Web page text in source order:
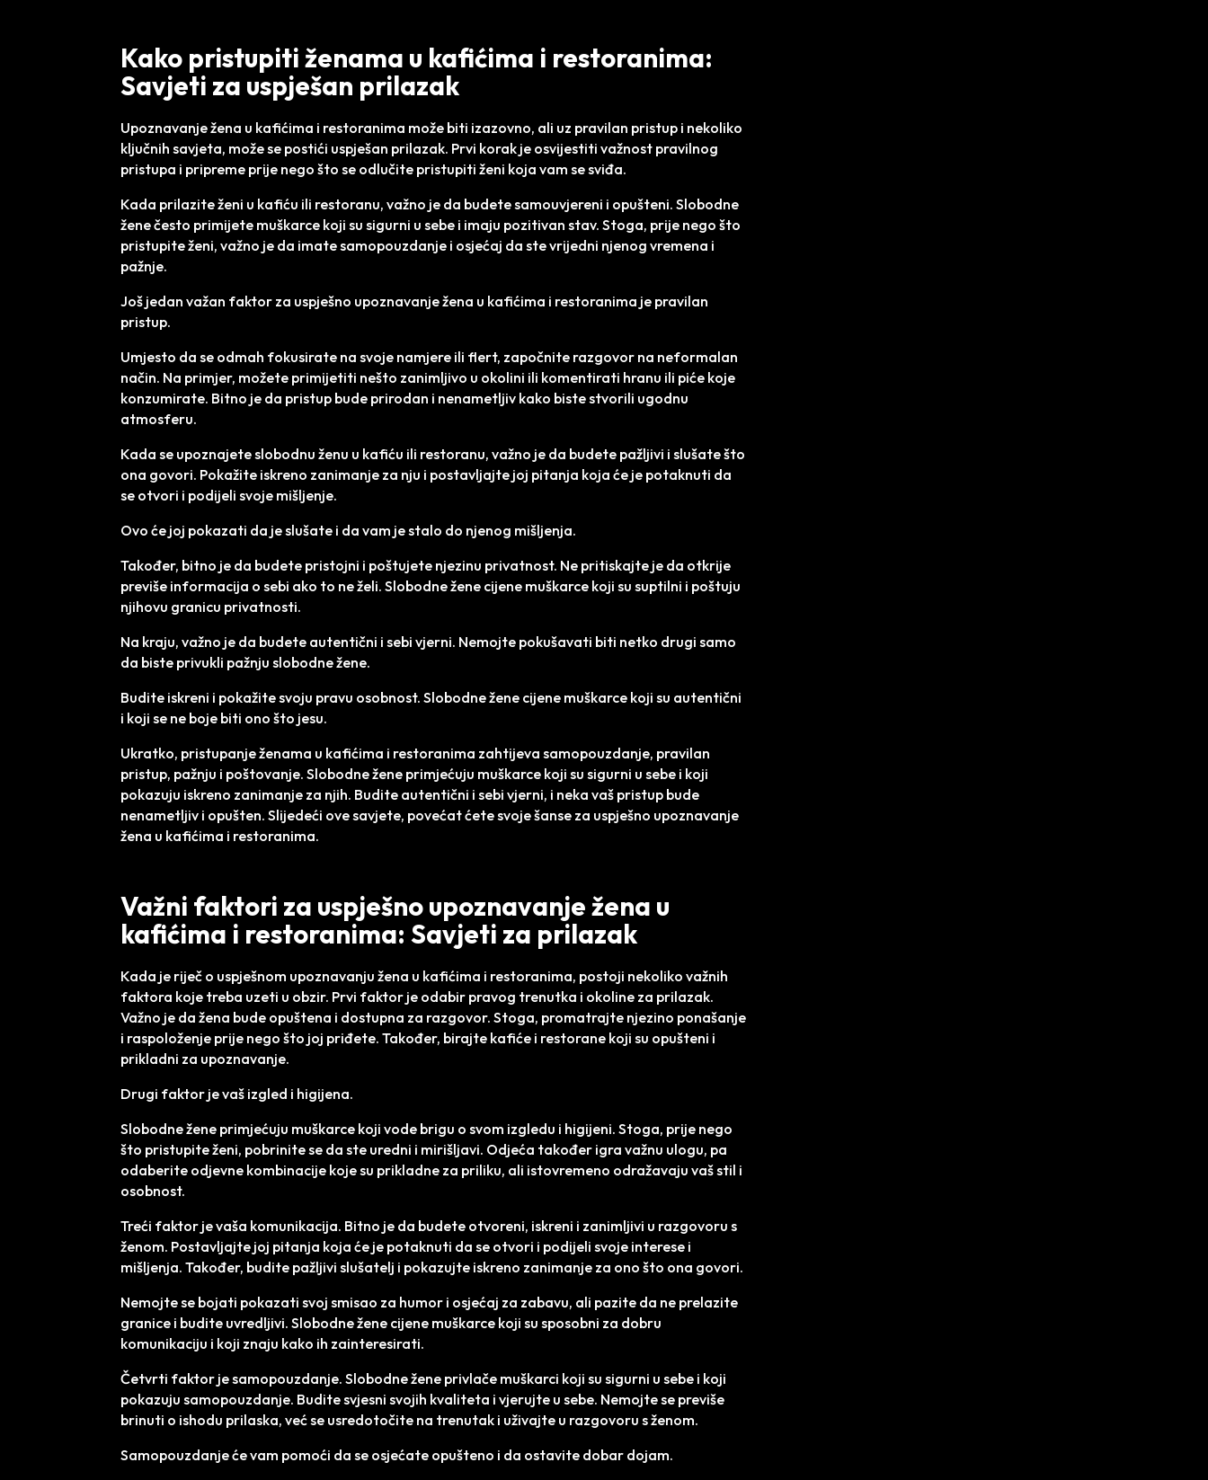
Kako pristupiti ženama u kafićima i restoranima:
Savjeti za uspješan prilazak
Upoznavanje žena u kafićima i restoranima može biti izazovno, ali uz pravilan pristup i nekoliko
ključnih savjeta, može se postići uspješan prilazak. Prvi korak je osvijestiti važnost pravilnog
pristupa i pripreme prije nego što se odlučite pristupiti ženi koja vam se sviđa.
Kada prilazite ženi u kafiću ili restoranu, važno je da budete samouvjereni i opušteni. Slobodne
žene često primijete muškarce koji su sigurni u sebe i imaju pozitivan stav. Stoga, prije nego što
pristupite ženi, važno je da imate samopouzdanje i osjećaj da ste vrijedni njenog vremena i
pažnje.
Još jedan važan faktor za uspješno upoznavanje žena u kafićima i restoranima je pravilan
pristup.
Umjesto da se odmah fokusirate na svoje namjere ili flert, započnite razgovor na neformalan
način. Na primjer, možete primijetiti nešto zanimljivo u okolini ili komentirati hranu ili piće koje
konzumirate. Bitno je da pristup bude prirodan i nenametljiv kako biste stvorili ugodnu
atmosferu.
Kada se upoznajete slobodnu ženu u kafiću ili restoranu, važno je da budete pažljivi i slušate što
ona govori. Pokažite iskreno zanimanje za nju i postavljajte joj pitanja koja će je potaknuti da
se otvori i podijeli svoje mišljenje.
Ovo će joj pokazati da je slušate i da vam je stalo do njenog mišljenja.
Također, bitno je da budete pristojni i poštujete njezinu privatnost. Ne pritiskajte je da otkrije
previše informacija o sebi ako to ne želi. Slobodne žene cijene muškarce koji su suptilni i poštuju
njihovu granicu privatnosti.
Na kraju, važno je da budete autentični i sebi vjerni. Nemojte pokušavati biti netko drugi samo
da biste privukli pažnju slobodne žene.
Budite iskreni i pokažite svoju pravu osobnost. Slobodne žene cijene muškarce koji su autentični
i koji se ne boje biti ono što jesu.
Ukratko, pristupanje ženama u kafićima i restoranima zahtijeva samopouzdanje, pravilan
pristup, pažnju i poštovanje. Slobodne žene primjećuju muškarce koji su sigurni u sebe i koji
pokazuju iskreno zanimanje za njih. Budite autentični i sebi vjerni, i neka vaš pristup bude
nenametljiv i opušten. Slijedeći ove savjete, povećat ćete svoje šanse za uspješno upoznavanje
žena u kafićima i restoranima.
Važni faktori za uspješno upoznavanje žena u
kafićima i restoranima: Savjeti za prilazak
Kada je riječ o uspješnom upoznavanju žena u kafićima i restoranima, postoji nekoliko važnih
faktora koje treba uzeti u obzir. Prvi faktor je odabir pravog trenutka i okoline za prilazak.
Važno je da žena bude opuštena i dostupna za razgovor. Stoga, promatrajte njezino ponašanje
i raspoloženje prije nego što joj priđete. Također, birajte kafiće i restorane koji su opušteni i
prikladni za upoznavanje.
Drugi faktor je vaš izgled i higijena.
Slobodne žene primjećuju muškarce koji vode brigu o svom izgledu i higijeni. Stoga, prije nego
što pristupite ženi, pobrinite se da ste uredni i mirišljavi. Odjeća također igra važnu ulogu, pa
odaberite odjevne kombinacije koje su prikladne za priliku, ali istovremeno odražavaju vaš stil i
osobnost.
Treći faktor je vaša komunikacija. Bitno je da budete otvoreni, iskreni i zanimljivi u razgovoru s
ženom. Postavljajte joj pitanja koja će je potaknuti da se otvori i podijeli svoje interese i
mišljenja. Također, budite pažljivi slušatelj i pokazujte iskreno zanimanje za ono što ona govori.
Nemojte se bojati pokazati svoj smisao za humor i osjećaj za zabavu, ali pazite da ne prelazite
granice i budite uvredljivi. Slobodne žene cijene muškarce koji su sposobni za dobru
komunikaciju i koji znaju kako ih zainteresirati.
Četvrti faktor je samopouzdanje. Slobodne žene privlače muškarci koji su sigurni u sebe i koji
pokazuju samopouzdanje. Budite svjesni svojih kvaliteta i vjerujte u sebe. Nemojte se previše
brinuti o ishodu prilaska, već se usredotočite na trenutak i uživajte u razgovoru s ženom.
Samopouzdanje će vam pomoći da se osjećate opušteno i da ostavite dobar dojam.